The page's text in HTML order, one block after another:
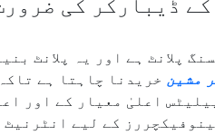
پلانٹ ہے اور یہ پلانٹ
مشین خریدنا چاہتا ہے
اعلیٰ معیار کے اور
کے لیے انٹرنیٹ